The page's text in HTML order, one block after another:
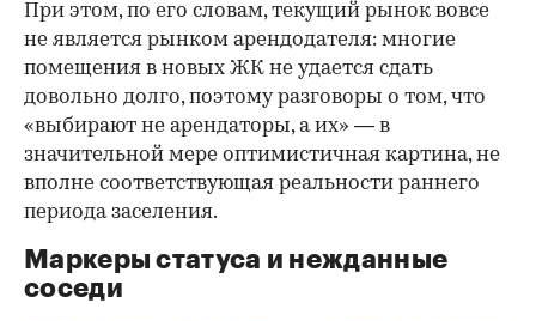
При этом, по его словам, текущий рынок вовсе
не является рынком арендодателя: многие
помещения в новых ЖК не удается сдать
довольно долго, поэтому разговоры о том, что
«выбирают не арендаторы, а их» — в
значительной мере оптимистичная картина, не
вполне соответствующая реальности раннего
периода заселения.
Маркеры статуса и нежданные
соседи